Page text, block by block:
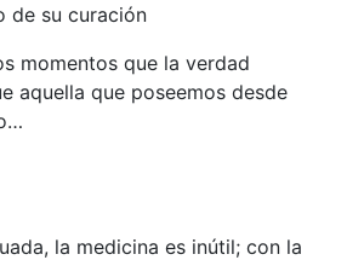
de su curación
momentos que la verdad
aquella que poseemos desde
la medicina es inútil; con la